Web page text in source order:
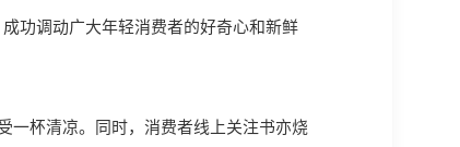
功调动广大年轻消费者的好奇心和新鲜
杯清凉。同时，消费者线上关注书亦烧